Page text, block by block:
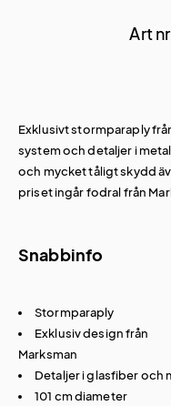
Art
Exklusivt stormparaply
system och detaljer i
och mycket tåligt skydd
priset ingår fodral från
Snabbinfo
Stormparaply
Exklusiv design från
Marksman
Detaljer i glasfiber och
101 cm diameter